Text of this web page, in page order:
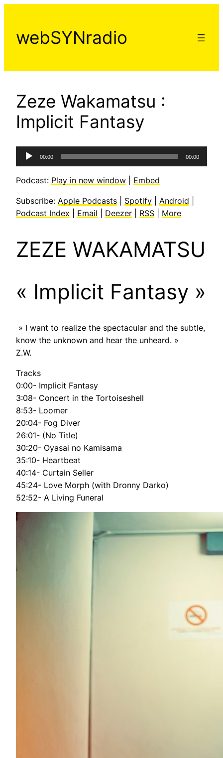
contenu
webSYNradio
Zeze Wakamatsu :
Implicit Fantasy
Lecteur
audio
00:00 00:00
Podcast: Play in new window Embed
Subscribe: Apple Podcasts Spotify Android
Podcast Index
Email Deezer RSS More
ZEZE WAKAMATSU
« Implicit Fantasy »
» I want to realize the spectacular and the subtle,
know the unknown and hear the unheard. »
Z.W.
Tracks
0:00- Implicit Fantasy
3:08- Concert in the Tortoiseshell
8:53- Loomer
20:04- Fog Diver
26:01- (No Title)
30:20- Oyasai no Kamisama
35:10- Heartbeat
40:14- Curtain Seller
45:24- Love Morph (with Dronny Darko)
52:52- A Living Funeral